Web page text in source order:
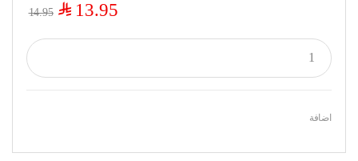
13.95
$
14.95
اضافة